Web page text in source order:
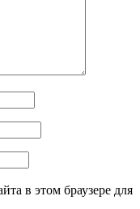
в этом браузере для